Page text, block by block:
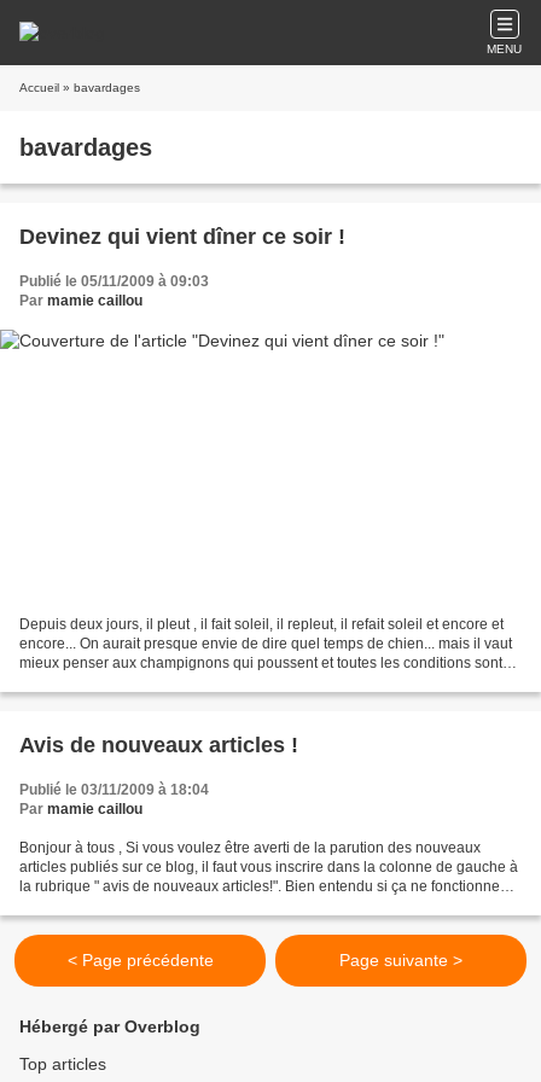
MENU
Accueil » bavardages
bavardages
Devinez qui vient dîner ce soir !
Publié le 05/11/2009 à 09:03
Par mamie caillou
Depuis deux jours, il pleut , il fait soleil, il repleut, il refait soleil et encore et
encore... On aurait presque envie de dire quel temps de chien... mais il vaut
mieux penser aux champignons qui poussent et toutes les conditions sont
Avis de nouveaux articles !
Publié le 03/11/2009 à 18:04
Par mamie caillou
Bonjour à tous , Si vous voulez être averti de la parution des nouveaux
articles publiés sur ce blog, il faut vous inscrire dans la colonne de gauche à
la rubrique " avis de nouveaux articles!". Bien entendu si ça ne fonctionne
< Page précédente Page suivante >
Hébergé par Overblog
Top articles